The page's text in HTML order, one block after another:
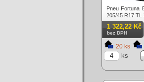
Pneu Fortuna
205/45 R17 TL
1 322,22 Kč
bez DPH
20 ks
ks